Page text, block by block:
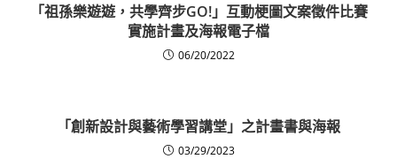
「祖孫樂遊遊，共學齊步GO!」互動梗圖文案徵件比賽
實施計畫及海報電子檔
06/20/2022
「創新設計與藝術學習講堂」之計畫書與海報
03/29/2023